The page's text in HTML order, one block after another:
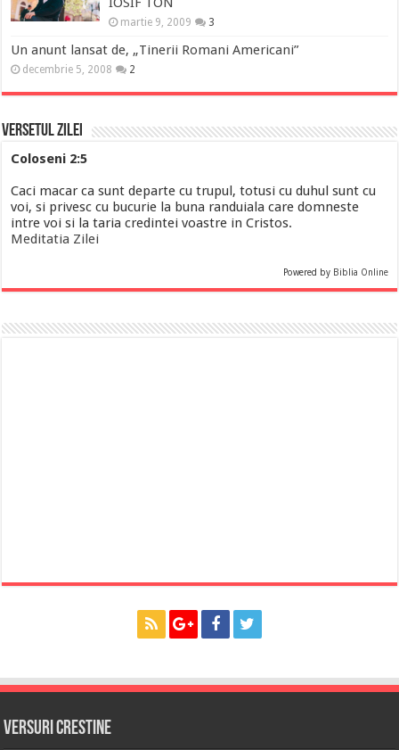
martie 9, 2009 3
Un anunt lansat de, „Tinerii Romani Americani”
decembrie 5, 2008 2
Versetul Zilei
Coloseni 2:5
Caci macar ca sunt departe cu trupul, totusi cu duhul sunt cu
voi, si privesc cu bucurie la buna randuiala care domneste
intre voi si la taria credintei voastre in Cristos.
Meditatia Zilei
Powered by Biblia Online
Versuri Crestine